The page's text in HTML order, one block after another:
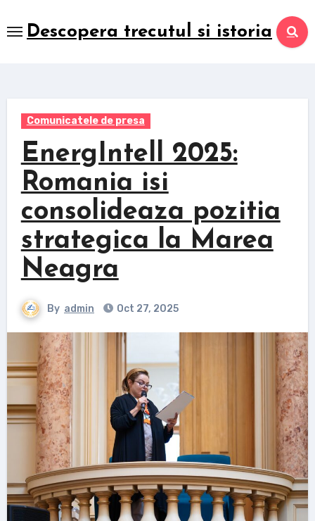
to
Descopera trecutul si istoria
Comunicatele de presa
EnergIntell 2025:
Romania isi
consolideaza pozitia
strategica la Marea
Neagra
By admin Oct 27, 2025